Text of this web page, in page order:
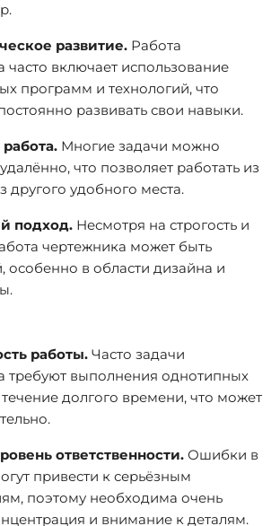
развитие. Работа
часто включает использование
программ и технологий, что
развивать свои навыки.
Многие задачи можно
что позволяет работать из
другого удобного места.
подход. Несмотря на строгость и
чертежника может быть
особенно в области дизайна и
работы. Часто задачи
требуют выполнения однотипных
долгого времени, что может
ответственности. Ошибки в
привести к серьёзным
поэтому необходима очень
и внимание к деталям.